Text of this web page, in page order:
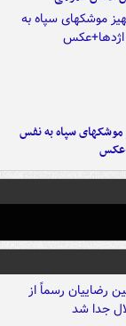
موشکهای سپاه به نفس